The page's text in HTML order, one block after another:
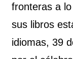
fronteras a
sus libros
idiomas, 39